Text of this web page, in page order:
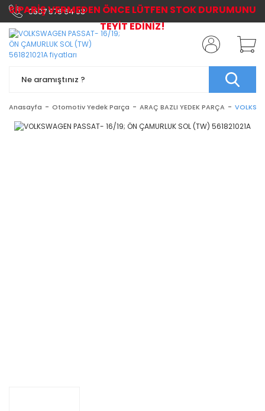
0507 576 64 03
Anasayfa Otomotiv Yedek Parça ARAÇ BAZLI YEDEK PARÇA
SİPARİŞ VERMEDEN ÖNCE LÜTFEN STOK DURUMUNU
TEYİT EDİNİZ!